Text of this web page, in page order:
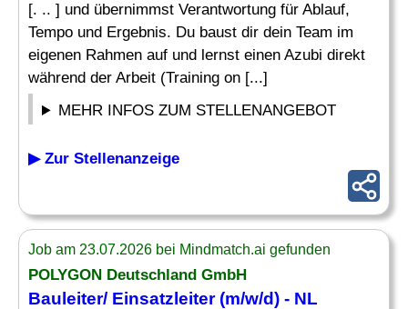
[. .. ] und übernimmst Verantwortung für Ablauf,
Tempo und Ergebnis. Du baust dir dein Team im
eigenen Rahmen auf und lernst einen Azubi direkt
während der Arbeit (Training on [...]
MEHR INFOS ZUM STELLENANGEBOT
▶ Zur Stellenanzeige
Job am 23.07.2026 bei Mindmatch.ai gefunden
POLYGON Deutschland GmbH
Bauleiter/ Einsatzleiter(m/w/d) - NL